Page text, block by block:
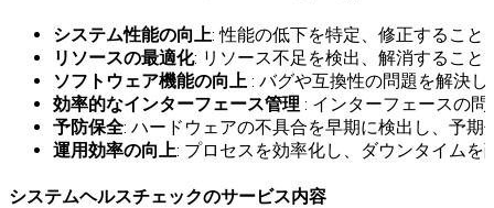
システム性能の向上: 性能の低下を特定、修正すること
リソースの最適化: リソース不足を検出、解消するこ
ソフトウェア機能の向上 : バグや互換性の問題を解決
効率的なインターフェース管理 : インターフェースの
予防保全: ハードウェアの不具合を早期に検出し、予期
運用効率の向上: プロセスを効率化し、ダウンタイムを
システムヘルスチェックのサービス内容